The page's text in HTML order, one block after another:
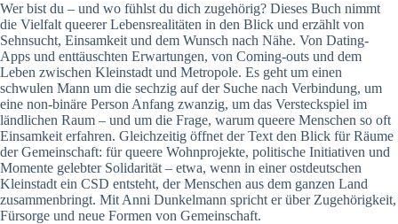
Wer bist du – und wo fühlst du dich zugehörig? Dieses Buch nimmt
die Vielfalt queerer Lebensrealitäten in den Blick und erzählt von
Sehnsucht, Einsamkeit und dem Wunsch nach Nähe. Von Dating-
Apps und enttäuschten Erwartungen, von Coming-outs und dem
Leben zwischen Kleinstadt und Metropole. Es geht um einen
schwulen Mann um die sechzig auf der Suche nach Verbindung, um
eine non-binäre Person Anfang zwanzig, um das Versteckspiel im
ländlichen Raum – und um die Frage, warum queere Menschen so oft
Einsamkeit erfahren. Gleichzeitig öffnet der Text den Blick für Räume
der Gemeinschaft: für queere Wohnprojekte, politische Initiativen und
Momente gelebter Solidarität – etwa, wenn in einer ostdeutschen
Kleinstadt ein CSD entsteht, der Menschen aus dem ganzen Land
zusammenbringt. Mit Anni Dunkelmann spricht er über Zugehörigkeit,
Fürsorge und neue Formen von Gemeinschaft.